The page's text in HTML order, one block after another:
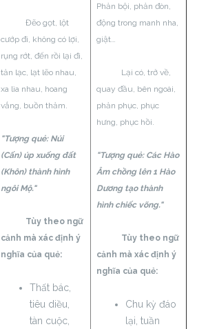
Đẽo gọt, lột
cướp đi, không có lợi,
rụng rớt, đến rồi lại đi,
tản lạc, lạt lẽo nhau,
xa lìa nhau, hoang
vắng, buồn thảm.
"Tượng quẻ: Núi
(Cấn) úp xuống đất
(Khôn) thành hình
ngôi Mộ."
Tùy theo ngữ
cảnh mà xác định ý
nghĩa của quẻ:
Thất bác,
tiêu diều,
tàn cuộc,
Phản bội, phản đòn,
động trong manh nha,
giật…
Lại có, trở về,
quay đầu, bên ngoài,
phản phục, phục
hưng, phục hồi.
"Tượng quẻ: Các Hào
Âm chồng lên 1 Hào
Dương tạo thành
hình chiếc võng."
Tùy theo ngữ
cảnh mà xác định ý
nghĩa của quẻ:
Chu kỳ đáo
lại, tuần